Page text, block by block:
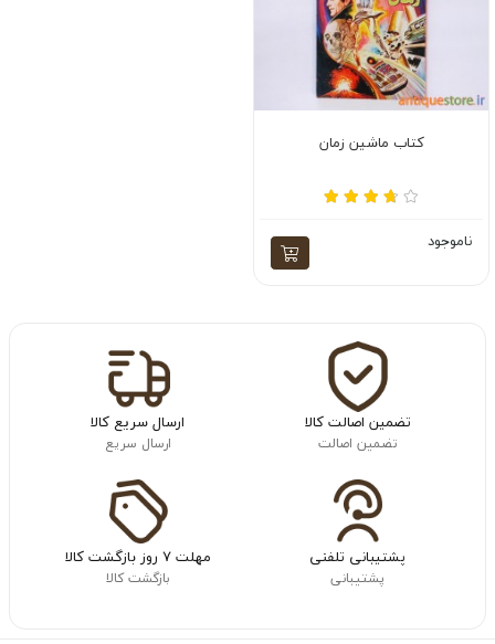
کتاب ماشین زمان
ناموجود
تضمین اصالت کالا
تضمین اصالت
ارسال سریع کالا
ارسال سریع
پشتیبانی تلفنی
پشتیبانی
مهلت ۷ روز بازگشت کالا
بازگشت کالا